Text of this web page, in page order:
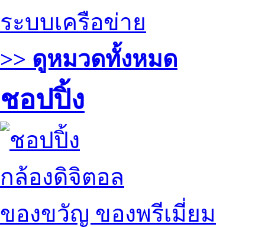
ระบบเครือข่าย
>> ดูหมวดทั้งหมด
ชอปปิ้ง
กล้องดิจิตอล
ของขวัญ ของพรีเมี่ยม